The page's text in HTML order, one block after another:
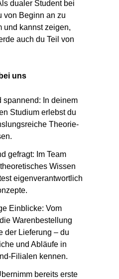
dualer Student bei
von Beginn an zu
und kannst zeigen,
auch du Teil von
uns
spannend: In deinem
Studium erlebst du
Theorie-
gefragt: Im Team
Wissen
eigenverantwortlich
Einblicke: Vom
Warenbestellung
der Lieferung – du
und Abläufe in
Filialen kennen.
bereits erste